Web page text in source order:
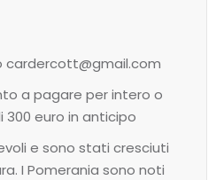
cardercott@gmail.com
a pagare per intero o
euro in anticipo
e sono stati cresciuti
I Pomerania sono noti